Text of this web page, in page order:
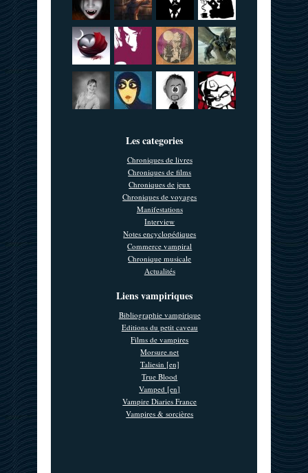
Les categories
Chroniques de livres
Chroniques de films
Chroniques de jeux
Chroniques de voyages
Manifestations
Interview
Notes encyclopédiques
Commerce vampiral
Chronique musicale
Actualités
Liens vampiriques
Bibliographie vampirique
Editions du petit caveau
Films de vampires
Morsure.net
Taliesin [en]
True Blood
Vamped [en]
Vampire Diaries France
Vampires & sorcières